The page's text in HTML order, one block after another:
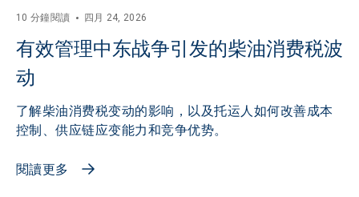
10 分鐘閱讀 四月 24, 2026
有效管理中东战争引发的柴油消费税波
动
了解柴油消费税变动的影响，以及托运人如何改善成本
控制、供应链应变能力和竞争优势。
閱讀更多